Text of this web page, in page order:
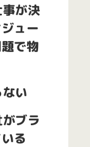
が決
ュー
で物
い
ブラ
る